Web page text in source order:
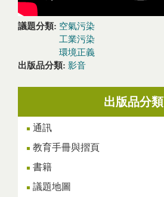
議題分類: 空氣污染
工業污染
環境正義
出版品分類: 影音
出版品分類
通訊
教育手冊與摺頁
書籍
議題地圖